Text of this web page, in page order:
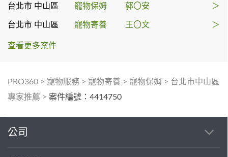
台北市 中山區 寵物保姆 郭〇安 ＞
台北市 中山區 寵物寄養 王〇文 ＞
查看更多案件
PRO360 > 寵物服務 > 寵物寄養 > 寵物保姆 > 台北市中山區
專家推薦 > 案件編號：4414750
公司